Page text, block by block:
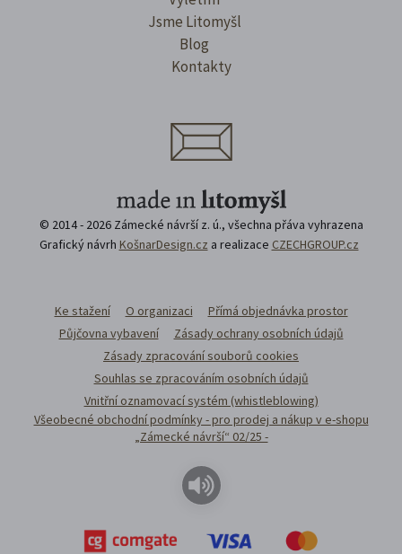
Jsme Litomyšl
Blog
Kontakty
© 2014 - 2026 Zámecké návrší z. ú., všechna přáva vyhrazena
Grafický návrh KošnarDesign.cz a realizace CZECHGROUP.cz
Ke stažení O organizaci
Přímá objednávka prostor
Půjčovna vybavení
Zásady ochrany osobních údajů
Zásady zpracování souborů cookies
Souhlas se zpracováním osobních údajů
Vnitřní oznamovací systém (whistleblowing)
Všeobecné obchodní podmínky - pro prodej a nákup v e-shopu
„Zámecké návrší“ 02/25 -